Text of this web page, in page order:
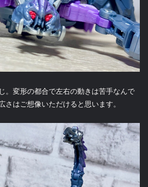
。変形の都合で左右の動きは苦手なんで
さはご想像いただけると思います。